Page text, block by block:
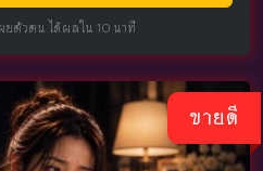
ตัวตน ได้ผลใน 10 นาที
ขายดี